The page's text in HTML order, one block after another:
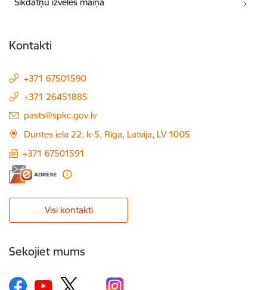
Kontakti
+371 67501590
+371 26451885
E-pasts:
pasts@spkc.gov.lv
Duntes iela 22, k-5, Rīga, Latvija, LV 1005
+371 67501591
Visi kontakti
Sekojiet mums